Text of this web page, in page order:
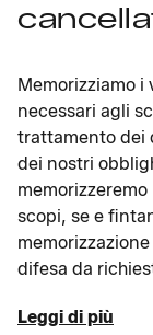
Memorizziamo
necessari agli
trattamento dei
dei nostri
scopi, se e
difesa da
Leggi di più